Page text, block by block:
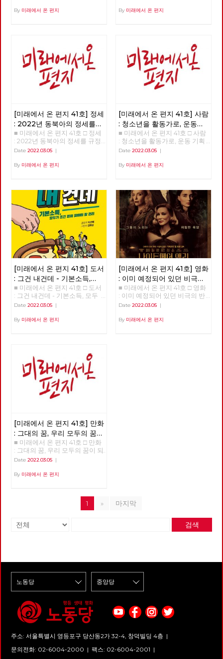
By 미래에서 온 편지 By 미래에서 온 편지
[미래에서 온 편지 41호] 정세
: 2022년 동북아의 정세를
규정하는 네 가지 요인
■ 미래에서 온 편지 41호 □ 정세
: 2022년 동북아의 정세를 규정
하는 네 가지 요인 >>>>>> 업로
Date 2022.03.05 |
By 미래에서 온 편지
[미래에서 온 편지 41호] 사람
: 청소년을 활동가로, 운동
기획자 고유미
■ 미래에서 온 편지 41호 □ 사람
: 청소년을 활동가로, 운동 기획
자 고유미 >>>>>> 업로드 준비
Date 2022.03.05|
By 미래에서 온 편지
[미래에서 온 편지 41호] 도서
: 그건 내건데 - 기본소득,
모두가 차별없이 찾아야 할
권리
■ 미래에서 온 편지 41호 □ 도서
: 그건 내건데 - 기본소득, 모두
가 차별없이 찾아야 할 권리
Date 2022.03.05 |
By 미래에서 온 편지
[미래에서 온 편지 41호] 영화
: 이미 예정되어 있던 비극의
반복 – 나이트메어 앨리
■ 미래에서 온 편지 41호 □ 영화
: 이미 예정되어 있던 비극의 반
복 – 나이트메어 앨리 >>>>>>
Date 2022.03.05|
By 미래에서 온 편지
[미래에서 온 편지 41호] 만화
: 그대의 꿈, 우리 모두의 꿈이
되어
■ 미래에서 온 편지 41호 □ 만화
: 그대의 꿈, 우리 모두의 꿈이 되
어 >>>>>> 업로드 준비중
Date 2022.03.05 |
By 미래에서 온 편지
1 » 마지막
검색
주소: 서울특별시 영등포구 당산동2가 32-4, 창덕빌딩 4층 |
문의전화: 02-6004-2000 | 팩스: 02-6004-2001 |